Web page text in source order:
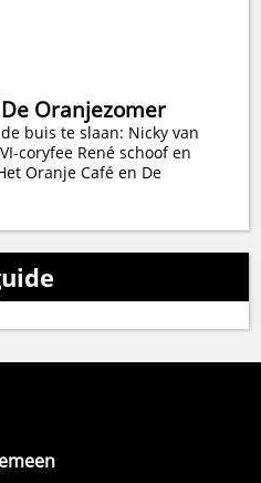
Oranjezomer
buis te slaan: Nicky van
coryfee René schoof en
Oranje Café en De